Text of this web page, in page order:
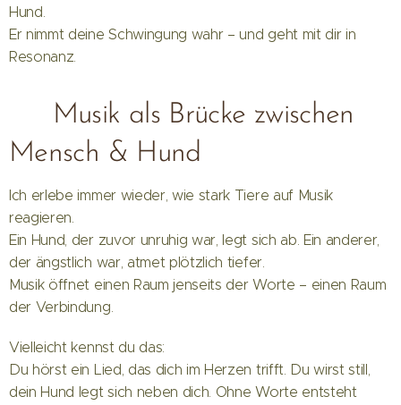
Hund.
Er nimmt deine Schwingung wahr – und geht mit dir in
Resonanz.
🐾 Musik als Brücke zwischen
Mensch & Hund
Ich erlebe immer wieder, wie stark Tiere auf Musik
reagieren.
Ein Hund, der zuvor unruhig war, legt sich ab. Ein anderer,
der ängstlich war, atmet plötzlich tiefer.
Musik öffnet einen Raum jenseits der Worte – einen Raum
der Verbindung.
Vielleicht kennst du das:
Du hörst ein Lied, das dich im Herzen trifft. Du wirst still,
dein Hund legt sich neben dich. Ohne Worte entsteht